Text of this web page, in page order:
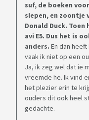
suf, de boeken
slepen, en zoontje
Donald Duck.
avi E5. Dus het is
anders. En dan
vaak ik niet op een
Ja, ik zeg wel dat ie
vreemde he. Ik vind
het plezier erin te
ouders dit ook heel
gedachte.